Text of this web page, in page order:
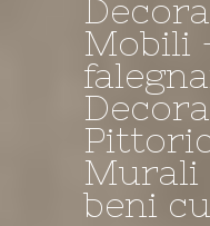
Mobili
Murali
beni
il
I